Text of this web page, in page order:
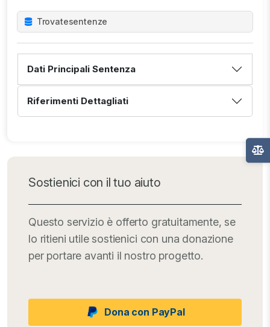
Trovatesentenze
Dati Principali Sentenza
Riferimenti Dettagliati
Sostienici con il tuo aiuto
Questo servizio è offerto gratuitamente, se
lo ritieni utile sostienici con una donazione
per portare avanti il nostro progetto.
Dona con PayPal